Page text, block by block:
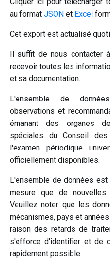
au format JSON et Excel
Cet export est actualisé
Il suffit de nous contacter à
recevoir toutes les
et sa documentation.
L'ensemble de
observations et
émanant des organes
spéciales du Conseil
l'examen périodique
officiellement disponibles.
L'ensemble de données
mesure que de nouvelles
Veuillez noter que les
mécanismes, pays et
raison des retards de
s'efforce d'identifier et de
rapidement possible.